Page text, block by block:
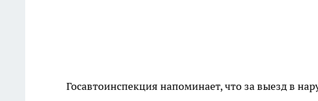
Госавтоинспекция напоминает, что за выезд в